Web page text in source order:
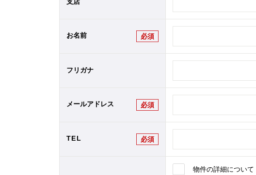
お名前 必須
フリガナ
メールアドレス 必須
TEL 必須
物件の詳細について